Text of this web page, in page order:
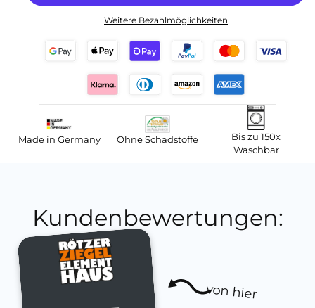
Weitere Bezahlmöglichkeiten
Made in Germany Ohne Schadstoffe
Bis zu 150x
Waschbar
Kundenbewertungen:
von hier